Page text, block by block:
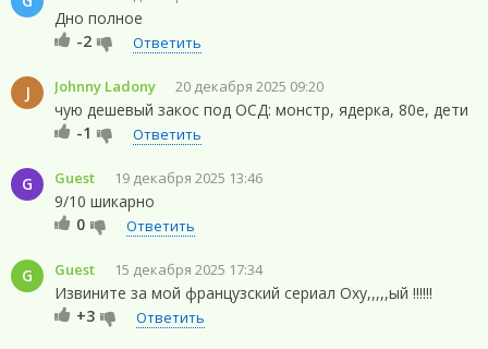
Дно полное
-2
Ответить
J Johnny Ladony 20 декабря 2025 09:20
чую дешевый закос под ОСД: монстр, ядерка, 80е, дети
-1
Ответить
G Guest 19 декабря 2025 13:46
9/10 шикарно
0
Ответить
G Guest 15 декабря 2025 17:34
Извините за мой французский сериал Оху,,,,,ый !!!!!!
+3
Ответить